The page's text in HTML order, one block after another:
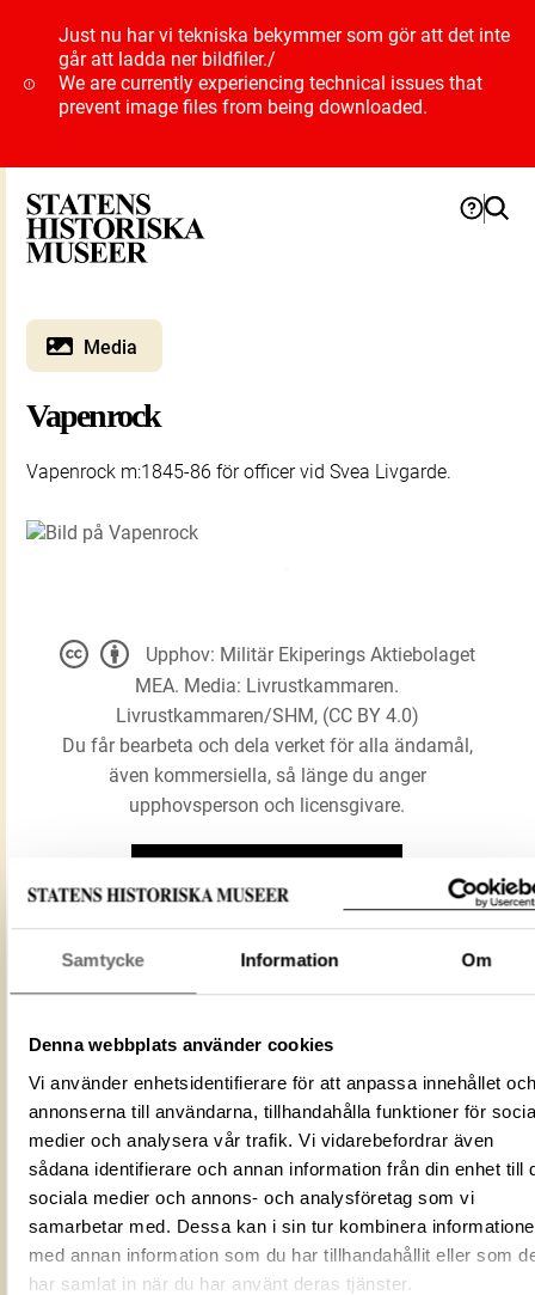
Samtycke Information Om
Denna webbplats använder cookies
Vi använder enhetsidentifierare för att anpassa innehållet och
annonserna till användarna, tillhandahålla funktioner för
medier och analysera vår trafik. Vi vidarebefordrar även
sådana identifierare och annan information från din enhet till
sociala medier och annons- och analysföretag som vi
samarbetar med. Dessa kan i sin tur kombinera
med annan information som du har tillhandahållit eller som
har samlat in när du har använt deras tjänster.
Just nu har vi tekniska bekymmer som gör att det inte
går att ladda ner bildfiler./
We are currently experiencing technical issues that
prevent image files from being downloaded.
Media
Vapenrock
Vapenrock m:1845-86 för officer vid Svea Livgarde.
Förmålsbenämning Vapenrock
Mediatyp
image/jpeg
ID‑nummer
68B900CF-EBA5-434D-BF96-
07B60D0E40C5
Alternativt ID
DOK 4041
Nyckelord
Uniformer
MEA
Svenska uniformer
Föremålsbild
Upphov: Militär Ekiperings Aktiebolaget
MEA. Media: Livrustkammaren.
Livrustkammaren/SHM, (CC BY 4.0)
Du får bearbeta och dela verket för alla ändamål,
även kommersiella, så länge du anger
upphovsperson och licensgivare.
LADDA NER MEDIA